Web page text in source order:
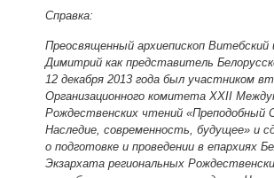
Справка:
Преосвященный архиепископ Витебский
Димитрий как представитель
12 декабря 2013 года был участником
Организационного комитета ХХII
Рождественских чтений «Преподобный
Наследие, современность, будущее» и
о подготовке и проведении в епархиях
Экзархата региональных